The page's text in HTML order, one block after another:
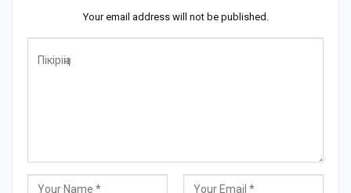
Your email address will not be published.